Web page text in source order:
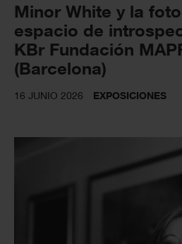
Minor White y la
espacio de
KBr Fundación
(Barcelona)
16 JUNIO 2026 EXPOSICIONES